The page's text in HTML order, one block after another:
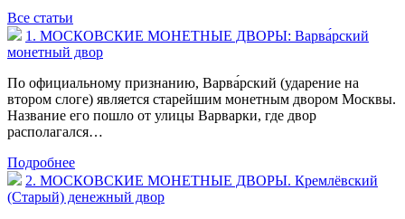
Все статьи
1. МОСКОВСКИЕ МОНЕТНЫЕ ДВОРЫ: Варва́рский
монетный двор
По официальному признанию, Варва́рский (ударение на
втором слоге) является старейшим монетным двором Москвы.
Название его пошло от улицы Варварки, где двор
располагался…
Подробнее
2. МОСКОВСКИЕ МОНЕТНЫЕ ДВОРЫ. Кремлёвский
(Старый) денежный двор